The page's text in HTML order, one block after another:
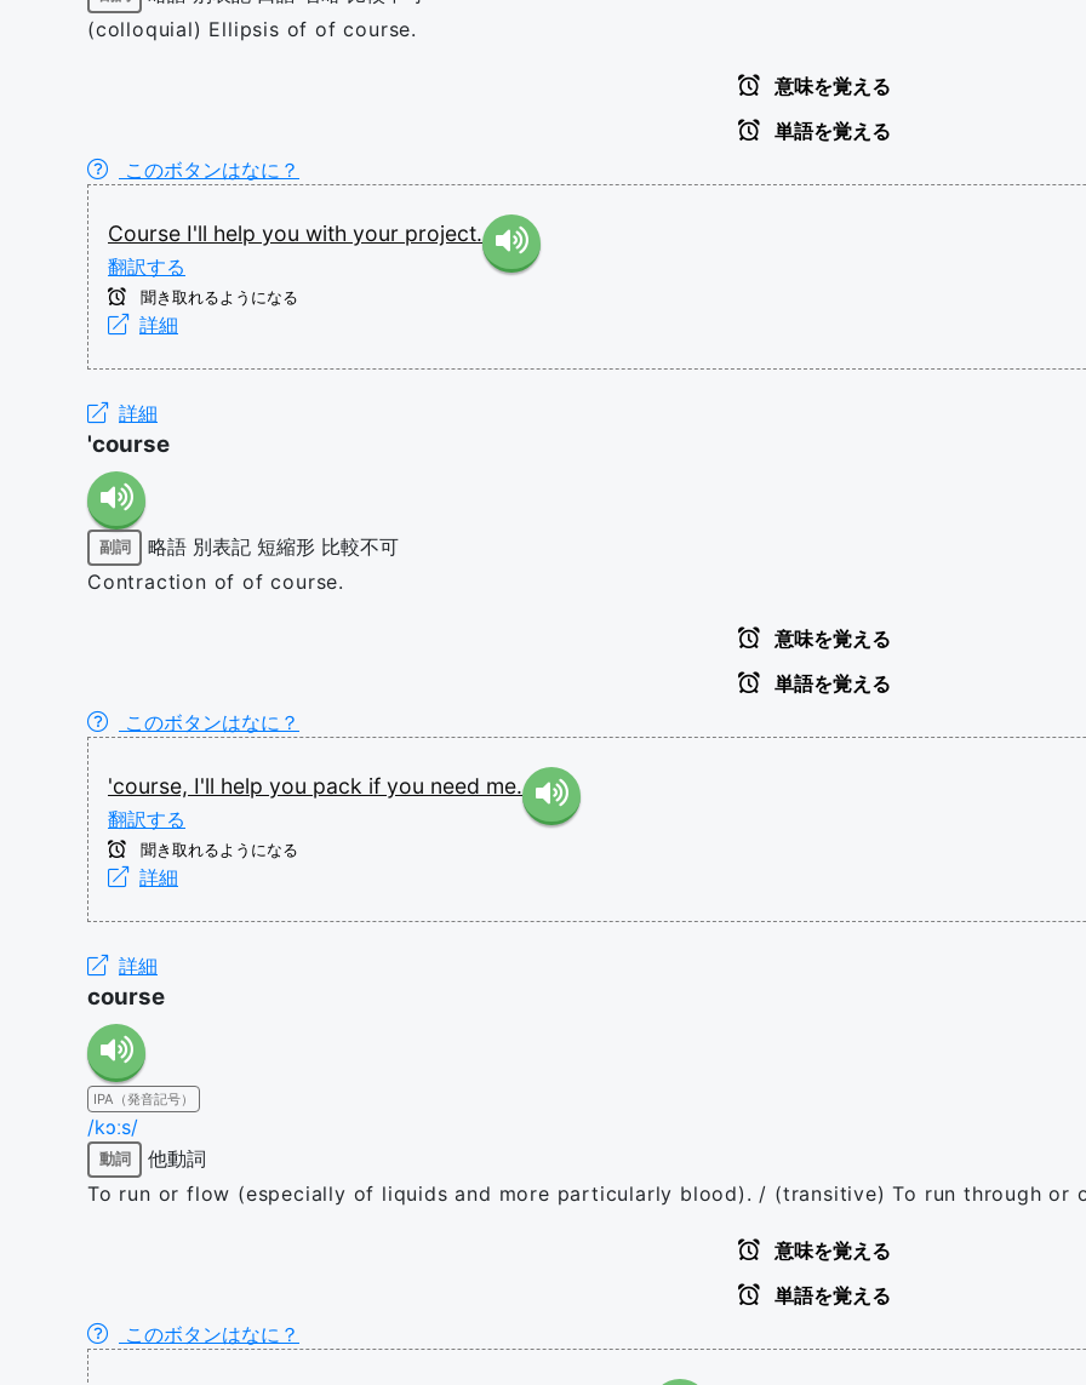
(colloquial) Ellipsis of of course.
意味を覚える
単語を覚える
このボタンはなに？
Course I'll help you with your project.
翻訳する
聞き取れるようになる
詳細
詳細
'course
副詞 略語 別表記 短縮形 比較不可
Contraction of of course.
意味を覚える
単語を覚える
このボタンはなに？
'course, I'll help you pack if you need me.
翻訳する
聞き取れるようになる
詳細
詳細
course
IPA（発音記号）
/kɔːs/
動詞
他動詞
To run or flow (especially of liquids and more particularly blood). / (transitive) To run through or
意味を覚える
単語を覚える
このボタンはなに？